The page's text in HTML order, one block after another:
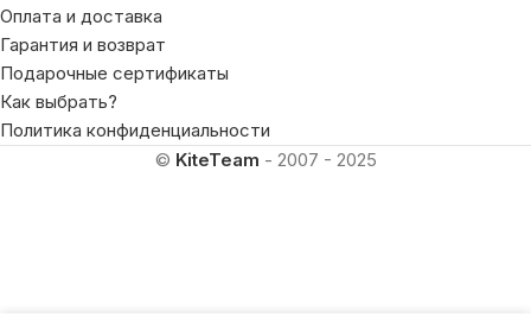
Оплата и доставка
Гарантия и возврат
Подарочные сертификаты
Как выбрать?
Политика конфиденциальности
© KiteTeam - 2007 - 2025